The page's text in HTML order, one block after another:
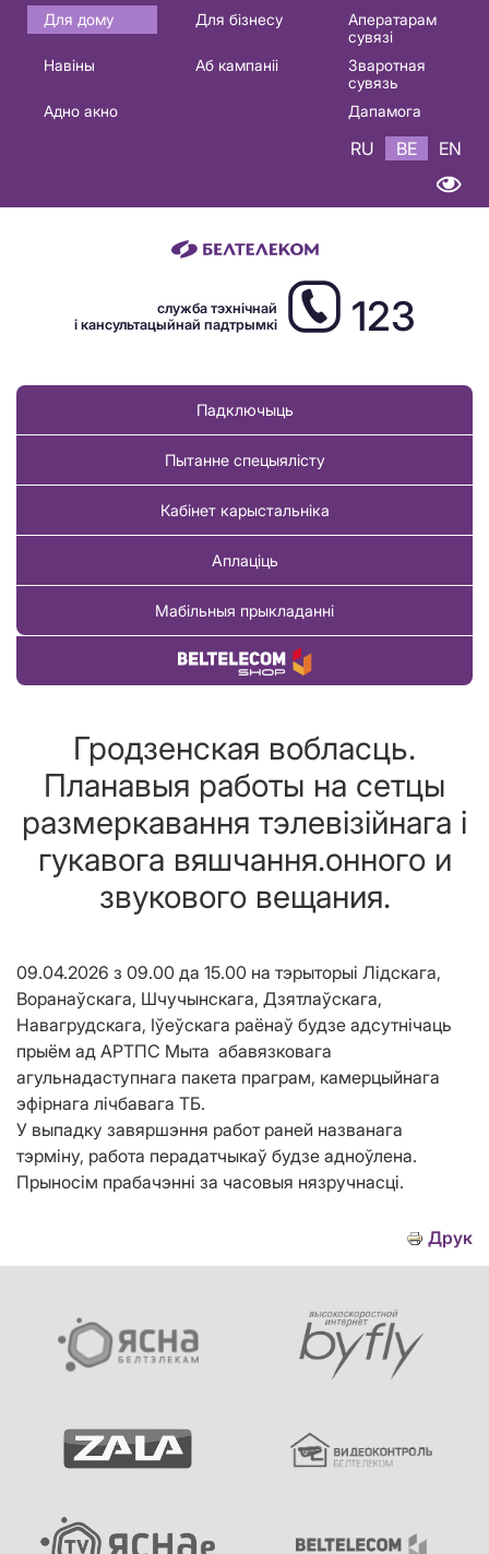
Основная
навигация
Для дому Для бізнесу
Аператарам
сувязі
Навіны
Аб кампаніі
Зваротная
сувязь
Адно акно
Дапамога
RU BE EN
служба тэхнічнай
і кансультацыйнай падтрымкі
123
Падключыць
Пытанне спецыялісту
Кабінет карыстальніка
Аплаціць
Мабільныя прыкладанні
Купіць тавар
Гродзенская вобласць.
Планавыя работы на сетцы
размеркавання тэлевізійнага і
гукавога вяшчання.онного и
звукового вещания.
09.04.2026 з 09.00 да 15.00 на тэрыторыі Лідскага,
Воранаўскага, Шчучынскага, Дзятлаўскага,
Навагрудскага, Іўеўскага раёнаў будзе адсутнічаць
прыём ад АРТПС Мыта абавязковага
агульнадаступнага пакета праграм, камерцыйнага
эфірнага лічбавага ТБ.
У выпадку завяршэння работ раней названага
тэрміну, работа перадатчыкаў будзе адноўлена.
Прыносім прабачэнні за часовыя нязручнасці.
Друк